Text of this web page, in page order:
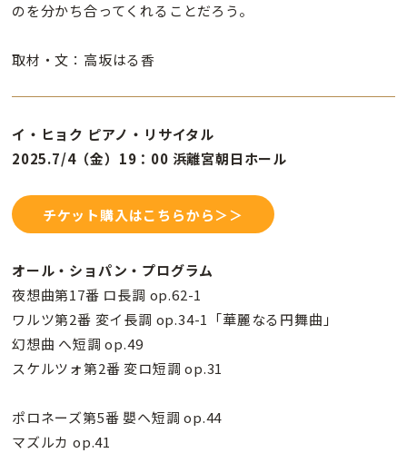
のを分かち合ってくれることだろう。
取材・文：高坂はる香
イ・ヒョク ピアノ・リサイタル
2025.7/4（金）19：00 浜離宮朝日ホール
チケット購入はこちらから＞＞
オール・ショパン・プログラム
夜想曲第17番 ロ長調 op.62-1
ワルツ第2番 変イ長調 op.34-1「華麗なる円舞曲」
幻想曲 へ短調 op.49
スケルツォ第2番 変ロ短調 op.31
ポロネーズ第5番 嬰ヘ短調 op.44
マズルカ op.41